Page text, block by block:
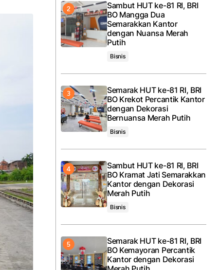
Sambut HUT ke-81 RI, BRI
BO Mangga Dua
Semarakkan Kantor
dengan Nuansa Merah
Putih
Bisnis
Semarak HUT ke-81 RI, BRI
BO Krekot Percantik Kantor
dengan Dekorasi
Bernuansa Merah Putih
Bisnis
Sambut HUT ke-81 RI, BRI
BO Kramat Jati Semarakkan
Kantor dengan Dekorasi
Merah Putih
Bisnis
Semarak HUT ke-81 RI, BRI
BO Kemayoran Percantik
Kantor dengan Dekorasi